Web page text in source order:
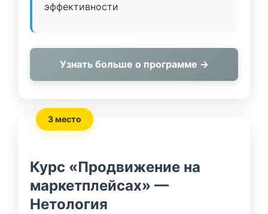
эффективности
Узнать больше о программе →
3 место
Курс «Продвижение на
маркетплейсах» —
Нетология